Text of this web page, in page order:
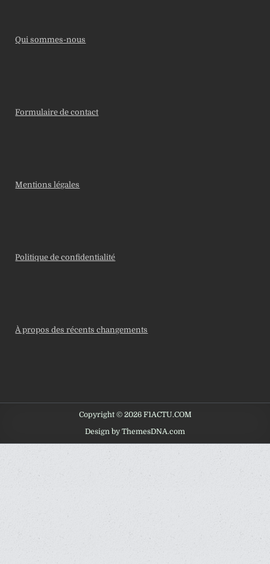
Qui sommes-nous
Formulaire de contact
Mentions légales
Politique de confidentialité
À propos des récents changements
Copyright © 2026 F1ACTU.COM
Design by ThemesDNA.com